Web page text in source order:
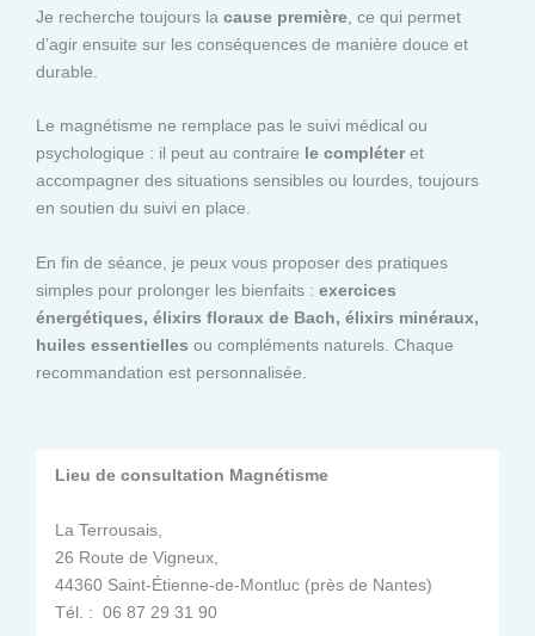
Je recherche toujours la cause première , ce qui permet
d’agir ensuite sur les conséquences de manière douce et
durable.
Le magnétisme ne remplace pas le suivi médical ou
psychologique : il peut au contraire le compléteret
accompagner des situations sensibles ou lourdes, toujours
en soutien du suivi en place.
En fin de séance, je peux vous proposer des pratiques
simples pour prolonger les bienfaits : exercices
énergétiques, élixirs floraux de Bach, élixirs minéraux,
huiles essentielles ou compléments naturels. Chaque
recommandation est personnalisée.
Lieu de consultation Magnétisme
La Terrousais,
26 Route de Vigneux,
44360 Saint-Étienne-de-Montluc (près de Nantes)
Tél. : 06 87 29 31 90